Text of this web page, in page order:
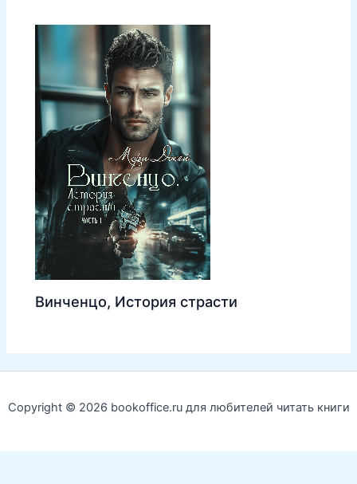
Винченцо, История страсти
Copyright © 2026 bookoffice.ru для любителей читать книги